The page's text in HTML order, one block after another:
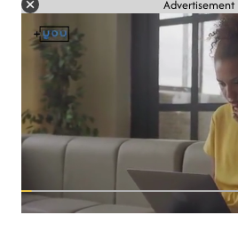
Advertisement